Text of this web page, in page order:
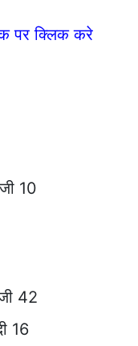
पर क्लिक करे
10
42
16